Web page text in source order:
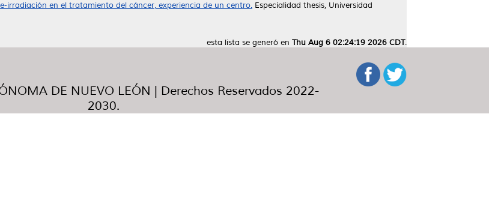
irradiación en el tratamiento del cáncer, experiencia de un centro. Especialidad thesis, Universidad
esta lista se generó en Thu Aug 6 02:24:19 2026 CDT.
DE NUEVO LEÓN | Derechos Reservados 2022-
2030.